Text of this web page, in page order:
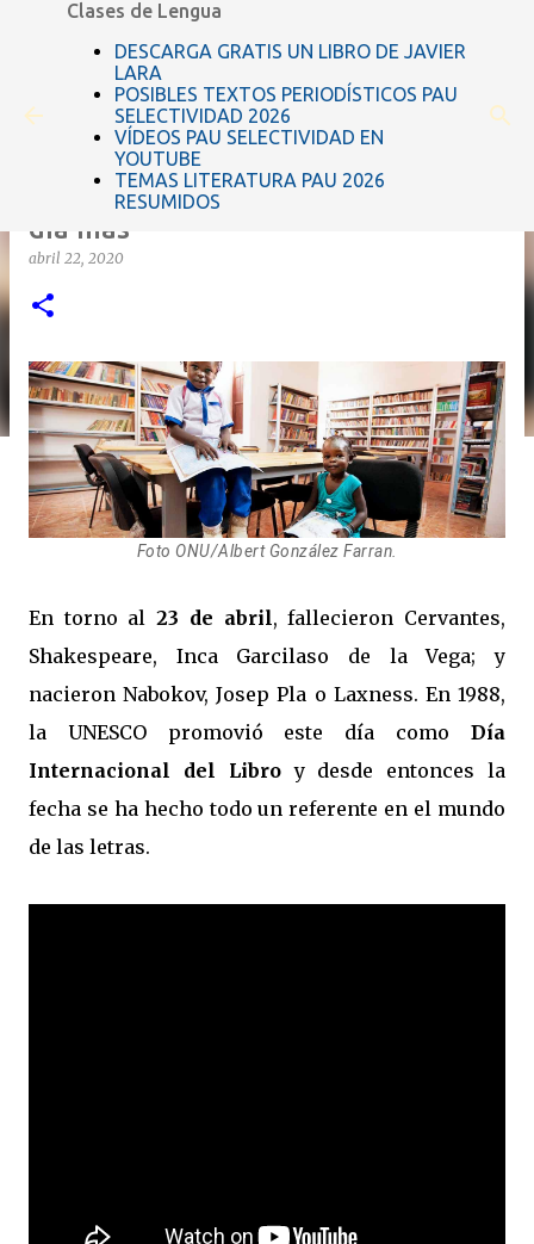
Clases de Lengua
DESCARGA GRATIS UN LIBRO DE JAVIER
LARA
POSIBLES TEXTOS PERIODÍSTICOS PAU
SELECTIVIDAD 2026
VÍDEOS PAU SELECTIVIDAD EN
YOUTUBE
TEMAS LITERATURA PAU 2026
RESUMIDOS
23 de abril, Día del Libro, no es un
día más
abril 22, 2020
Foto ONU/Albert González Farran.
En torno al23 de abril, fallecieron Cervantes,
Shakespeare, Inca Garcilaso de la Vega; y
nacieron Nabokov, Josep Pla o Laxness. En 1988,
la UNESCO promovió este día como Día
Internacional del Libroy desde entonces la
fecha se ha hecho todo un referente en el mundo
de las letras.